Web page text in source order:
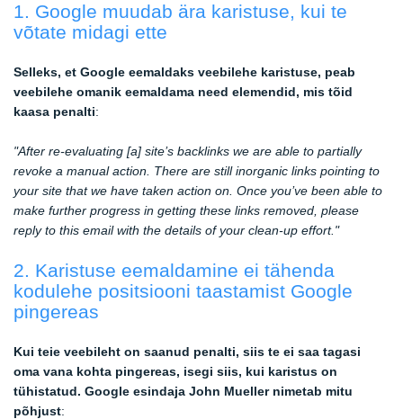
1. Google muudab ära karistuse, kui te
võtate midagi ette
Selleks, et Google eemaldaks veebilehe karistuse, peab
veebilehe omanik eemaldama need elemendid, mis tõid
kaasa penalti:
"After re-evaluating [a] site’s backlinks we are able to partially
revoke a manual action. There are still inorganic links pointing to
your site that we have taken action on. Once you’ve been able to
make further progress in getting these links removed, please
reply to this email with the details of your clean-up effort."
2. Karistuse eemaldamine ei tähenda
kodulehe positsiooni taastamist Google
pingereas
Kui teie veebileht on saanud penalti, siis te ei saa tagasi
oma vana kohta pingereas, isegi siis, kui karistus on
tühistatud. Google esindaja John Mueller nimetab mitu
põhjust: